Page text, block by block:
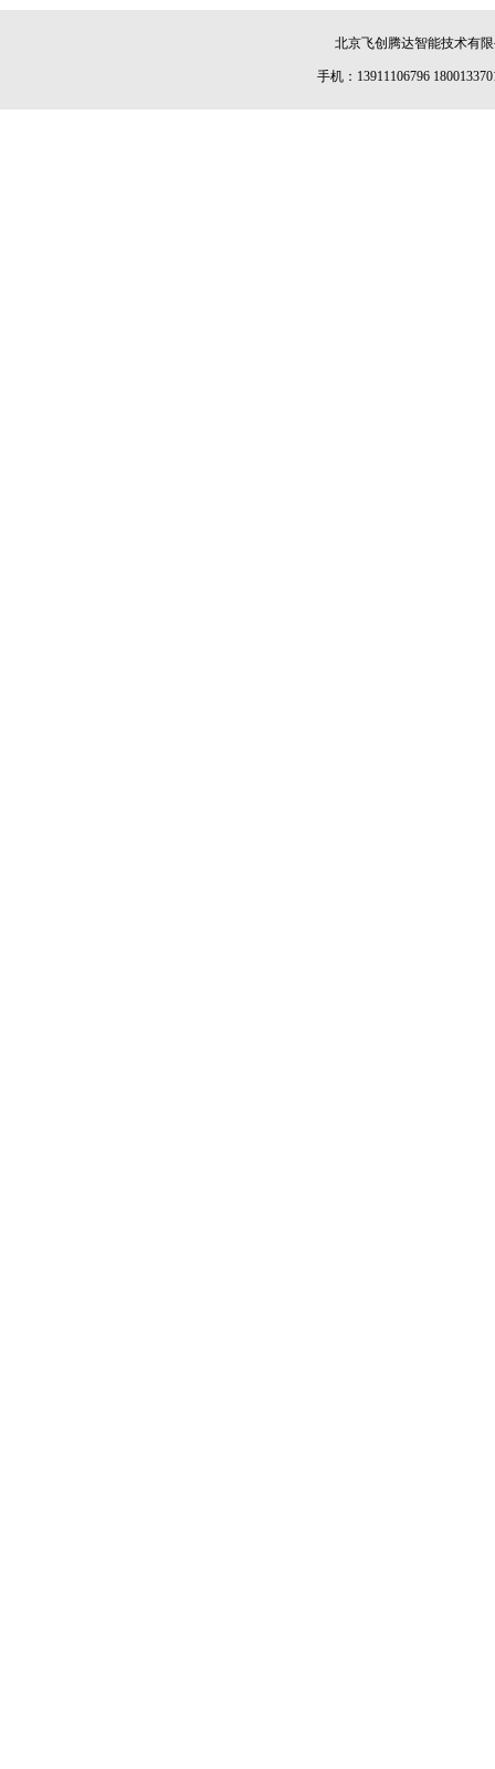
北京飞创腾达智能技术有
手机：13911106796